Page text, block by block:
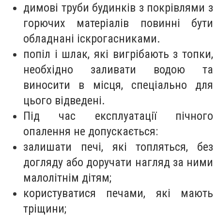
димові труби будинків з покрівлями з
горючих матеріалів повинні бути
обладнані іскрогасниками.
попіл і шлак, які вигрібають з топки,
необхідно заливати водою та
виносити в місця, спеціально для
цього відведені.
Під час експлуатації пічного
опалення не допускається:
залишати печі, які топляться, без
догляду або доручати нагляд за ними
малолітнім дітям;
користуватися печами, які мають
тріщини;